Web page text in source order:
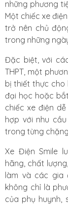
những phương
Một chiếc xe
trở nên chủ
trong những
Đặc biệt, với
THPT, một
bị thiết thực cho
đại học hoặc
chiếc xe điện
hợp với nhu
trong từng
Xe Điện Smile
hãng, chất
làm và các gia
không chỉ là
của phụ huynh,